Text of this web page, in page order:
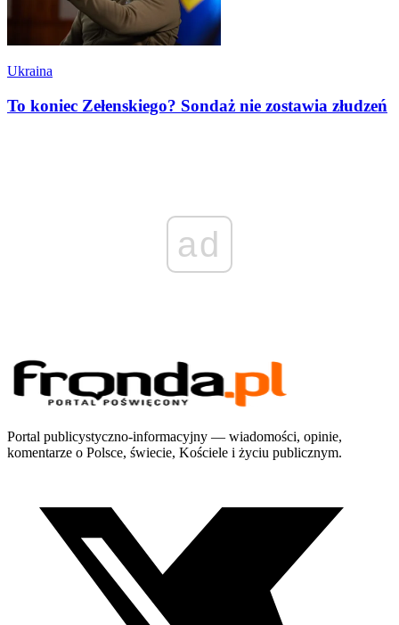
Ukraina
To koniec Zełenskiego? Sondaż nie zostawia złudzeń
ad
Portal publicystyczno-informacyjny — wiadomości, opinie,
komentarze o Polsce, świecie, Kościele i życiu publicznym.